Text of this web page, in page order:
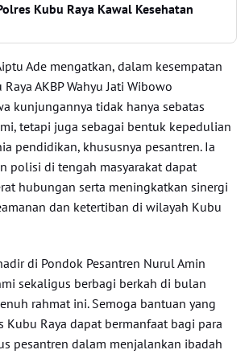
Kubu Raya Kawal Kesehatan
Ade mengatkan, dalam kesempatan
AKBP Wahyu Jati Wibowo
kunjungannya tidak hanya sebatas
tetapi juga sebagai bentuk kepedulian
pendidikan, khususnya pesantren. Ia
polisi di tengah masyarakat dapat
hubungan serta meningkatkan sinergi
dan ketertiban di wilayah Kubu
di Pondok Pesantren Nurul Amin
sekaligus berbagi berkah di bulan
rahmat ini. Semoga bantuan yang
Kubu Raya dapat bermanfaat bagi para
pesantren dalam menjalankan ibadah